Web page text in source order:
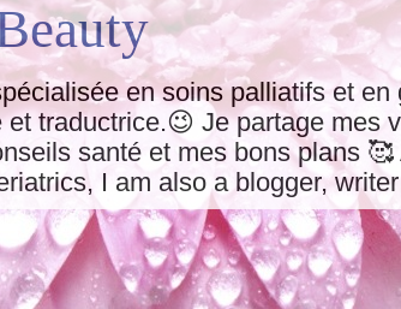
en soins palliatifs et
traductrice.😉 Je partage mes
santé et mes bons plans
I am also a blogger,